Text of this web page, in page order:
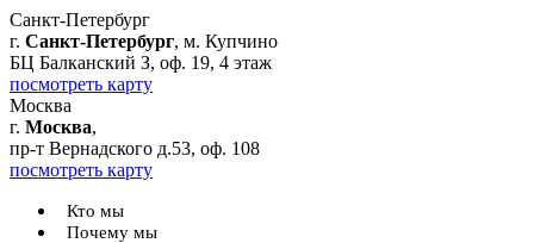
Санкт-Петербург
г. Санкт-Петербург, м. Купчино
БЦ Балканский З, оф. 19, 4 этаж
посмотреть карту
Москва
г. Москва,
пр-т Вернадского д.53, оф. 108
посмотреть карту
Кто мы
Почему мы